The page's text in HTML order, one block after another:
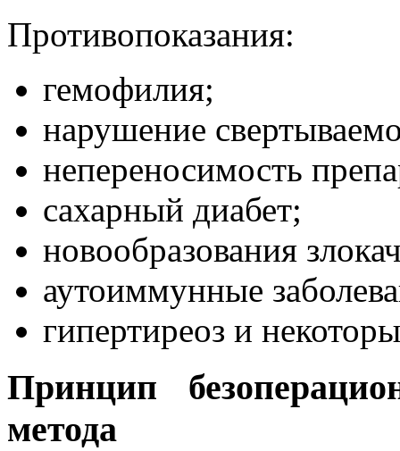
Противопоказания:
гемофилия;
нарушение
непереносимость
сахарный диабет;
новообразования
аутоиммунные
гипертиреоз и
Принцип
метода